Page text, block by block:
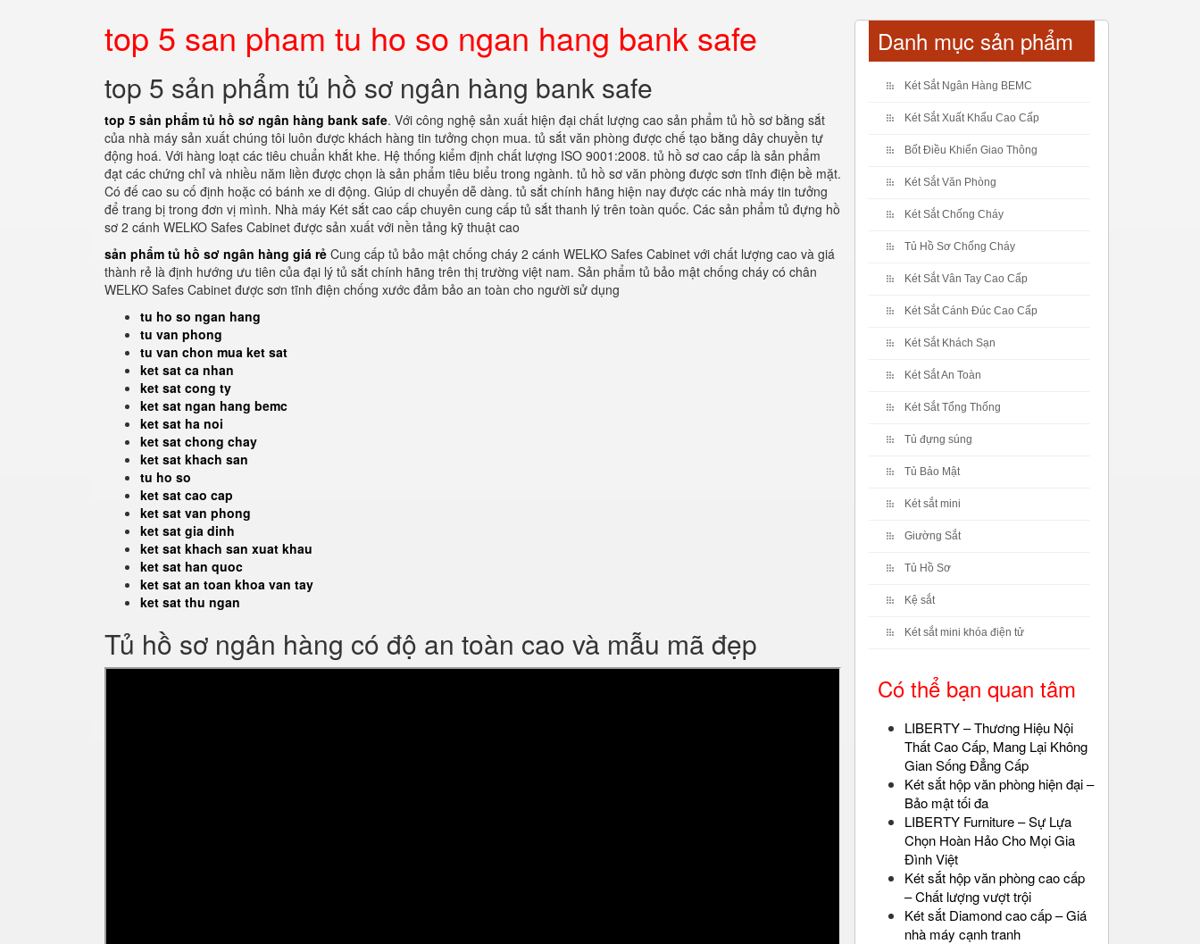
top 5 san pham tu ho so ngan hang bank safe
top 5 sản phẩm tủ hồ sơ ngân hàng bank safe
top 5 sản phẩm tủ hồ sơ ngân hàng bank safe. Với công nghệ sản xuất hiện đại chất lượng cao sản phẩm tủ hồ sơ bằng sắt
của nhà máy sản xuất chúng tôi luôn được khách hàng tin tưởng chọn mua. tủ sắt văn phòng được chế tạo bằng dây chuyền tự
động hoá. Với hàng loạt các tiêu chuẩn khắt khe. Hệ thống kiểm định chất lượng ISO 9001:2008. tủ hồ sơ cao cấp là sản phẩm
đạt các chứng chỉ và nhiều năm liền được chọn là sản phẩm tiêu biểu trong ngành. tủ hồ sơ văn phòng được sơn tĩnh điện bề mặt.
Có đế cao su cố định hoặc có bánh xe di động. Giúp di chuyển dễ dàng. tủ sắt chính hãng hiện nay được các nhà máy tin tưởng
để trang bị trong đơn vị mình. Nhà máy Két sắt cao cấp chuyên cung cấp tủ sắt thanh lý trên toàn quốc. Các sản phẩm tủ đựng hồ
sơ 2 cánh WELKO Safes Cabinet được sản xuất với nền tảng kỹ thuật cao
sản phẩm tủ hồ sơ ngân hàng giá rẻ Cung cấp tủ bảo mật chống cháy 2 cánh WELKO Safes Cabinet với chất lượng cao và giá
thành rẻ là định hướng ưu tiên của đại lý tủ sắt chính hãng trên thị trường việt nam. Sản phẩm tủ bảo mật chống cháy có chân
WELKO Safes Cabinet được sơn tĩnh điện chống xước đảm bảo an toàn cho người sử dụng
tu ho so ngan hang
tu van phong
tu van chon mua ket sat
ket sat ca nhan
ket sat cong ty
ket sat ngan hang bemc
ket sat ha noi
ket sat chong chay
ket sat khach san
tu ho so
ket sat cao cap
ket sat van phong
ket sat gia dinh
ket sat khach san xuat khau
ket sat han quoc
ket sat an toan khoa van tay
ket sat thu ngan
Tủ hồ sơ ngân hàng có độ an toàn cao và mẫu mã đẹp
Danh mục sản phẩm
Két Sắt Ngân Hàng BEMC
Két Sắt Xuất Khẩu Cao Cấp
Bốt Điều Khiển Giao Thông
Két Sắt Văn Phòng
Két Sắt Chống Cháy
Tủ Hồ Sơ Chống Cháy
Két Sắt Vân Tay Cao Cấp
Két Sắt Cánh Đúc Cao Cấp
Két Sắt Khách Sạn
Két Sắt An Toàn
Két Sắt Tổng Thống
Tủ đựng súng
Tủ Bảo Mật
Két sắt mini
Giường Sắt
Tủ Hồ Sơ
Kệ sắt
Két sắt mini khóa điện tử
Có thể bạn quan tâm
LIBERTY – Thương Hiệu Nội
Thất Cao Cấp, Mang Lại Không
Gian Sống Đẳng Cấp
Két sắt hộp văn phòng hiện đại –
Bảo mật tối đa
LIBERTY Furniture – Sự Lựa
Chọn Hoàn Hảo Cho Mọi Gia
Đình Việt
Két sắt hộp văn phòng cao cấp
– Chất lượng vượt trội
Két sắt Diamond cao cấp – Giá
nhà máy cạnh tranh